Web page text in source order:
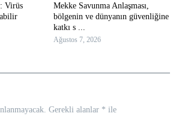
Virüs
Mekke Savunma Anlaşması,
bölgenin ve dünyanın güvenliğine
katkı s ...
Ağustos 7, 2026
Gerekli alanlar * ile